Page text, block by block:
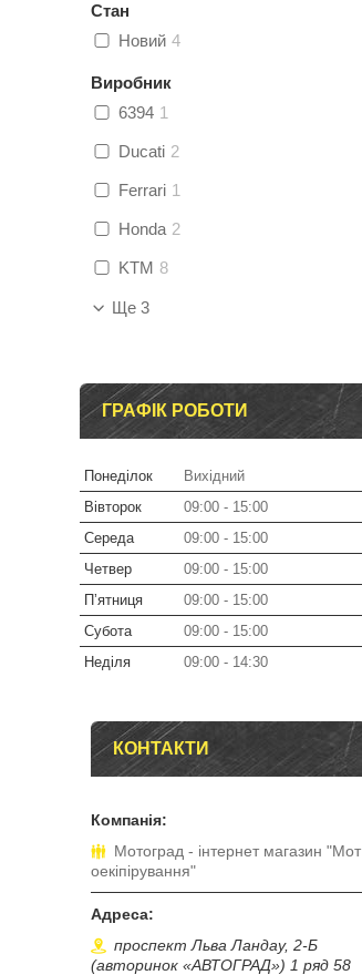
Стан
Новий 4
Виробник
6394 1
Ducati 2
Ferrari 1
Honda 2
KTM 8
Ще 3
ГРАФІК РОБОТИ
Понеділок
Вихідний
Вівторок
09:00
15:00
Середа
09:00
15:00
Четвер
09:00
15:00
Пʼятниця
09:00
15:00
Субота
09:00
15:00
Неділя
09:00 14:30
КОНТАКТИ
Мотоград - інтернет магазин "Мот
оекіпірування"
проспект Льва Ландау, 2-Б
(авторинок «АВТОГРАД») 1 ряд 58